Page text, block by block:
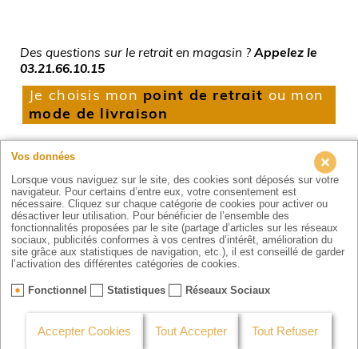
Des questions sur le retrait en magasin ?Appelez le
03.21.66.10.15
Je choisis mon point de retrait ou mon
mode de livraison
Point de retrait :
Saisissez votre code postal ou votre ville
OK
Je m'identifie
Vos données
Lorsque vous naviguez sur le site, des cookies sont déposés sur votre
navigateur. Pour certains d’entre eux, votre consentement est
nécessaire. Cliquez sur chaque catégorie de cookies pour activer ou
désactiver leur utilisation. Pour bénéficier de l’ensemble des
fonctionnalités proposées par le site (partage d’articles sur les réseaux
sociaux, publicités conformes à vos centres d’intérêt, amélioration du
site grâce aux statistiques de navigation, etc.), il est conseillé de garder
l’activation des différentes catégories de cookies.
Fonctionnel Statistiques Réseaux Sociaux
Accepter Cookies Tout Accepter Tout Refuser